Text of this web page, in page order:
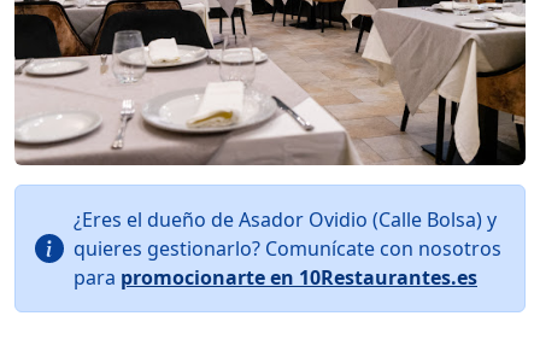
¿Eres el dueño de Asador Ovidio (Calle Bolsa) y
quieres gestionarlo? Comunícate con nosotros
para promocionarte en 10Restaurantes.es